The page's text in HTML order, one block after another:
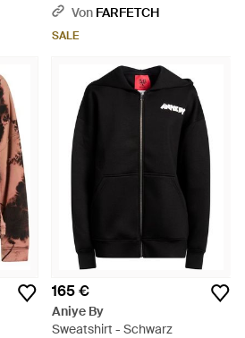
Seitenstreifen - Schwarz
Von FARFETCH
SALE
165 €
Aniye By
Sweatshirt - Schwarz